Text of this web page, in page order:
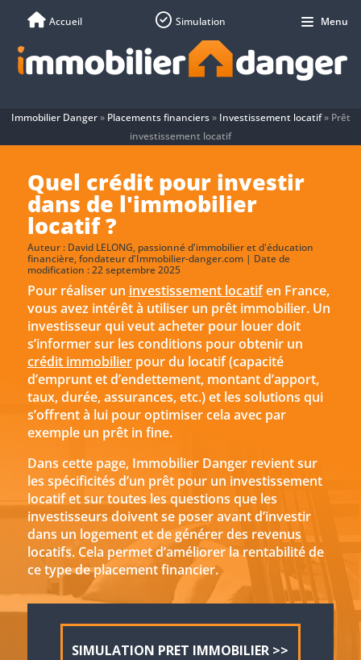
Immobilier Danger» Placements financiers» Investissement locatif» Prêt
investissement locatif
Quel crédit pour investir
dans de l'immobilier
locatif ?
Auteur : David LELONG, passionné d'immobilier et d'éducation
financière, fondateur d'Immobilier-danger.com | Date de
modification : 22 septembre 2025
Pour réaliser un investissement locatifen France,
vous avez intérêt à utiliser un prêt immobilier. Un
investisseur qui veut acheter pour louer doit
s’informer sur les conditions pour obtenir un
crédit immobilierpour du locatif (capacité
d’emprunt et d’endettement, montant d’apport,
taux, durée, assurances, etc.) et les solutions qui
s’offrent à lui pour optimiser cela avec par
exemple un prêt in fine.
Dans cette page, Immobilier Danger revient sur
les spécificités d’un prêt pour un investissement
locatif et sur toutes les questions que les
investisseurs doivent se poser avant d’investir
dans un logement et de générer des revenus
locatifs. Cela permet d’améliorer la rentabilité de
ce type de placement financier.
SIMULATION PRET IMMOBILIER >>
Accueil Simulation Menu